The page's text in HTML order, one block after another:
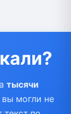
тысячи
могли не